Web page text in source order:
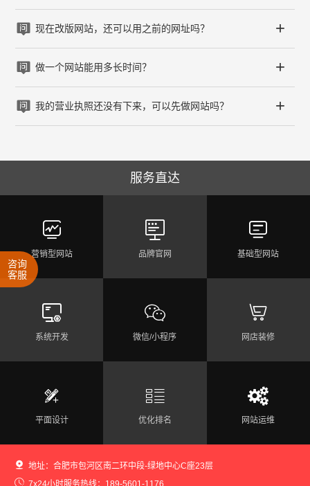
 现在改版网站，还可以用之前的网址吗？ +
 做一个网站能用多长时间？ +
 我的营业执照还没有下来，可以先做网站吗？ +
服务直达

营销型网站

品牌官网

基础型网站

系统开发

微信/小程序

网店装修

平面设计

优化排名

网站运维

 地址：合肥市包河区南二环中段-绿地中心C座23层

咨询
客服